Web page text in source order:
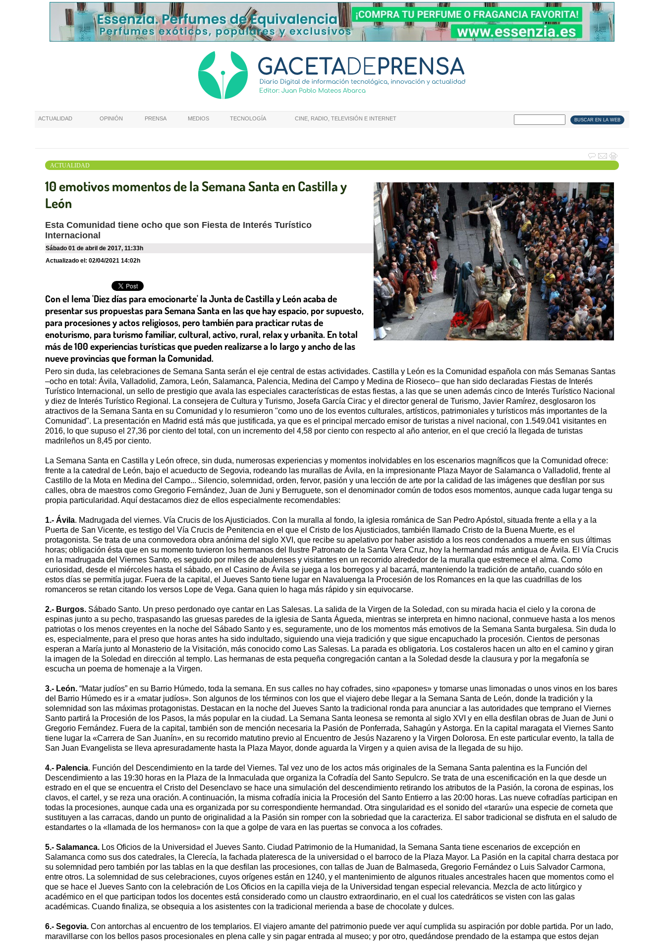
ACTUALIDAD OPINIÓN PRENSA MEDIOS TECNOLOGÍA CINE, RADIO, TELEVISIÓN E INTERNET
ACTUALIDAD
10 emotivos momentos de la Semana Santa en Castilla y
León
Esta Comunidad tiene ocho que son Fiesta de Interés Turístico
Internacional
sábado 01 de abril de 2017, 11:33h
Actualizado el: 02/04/2021 14:02h
Con el lema 'Diez días para emocionarte' la Junta de Castilla y León acaba de
presentar sus propuestas para Semana Santa en las que hay espacio, por supuesto,
para procesiones y actos religiosos, pero también para practicar rutas de
enoturismo, para turismo familiar, cultural, activo, rural, relax y urbanita. En total
más de 100 experiencias turísticas que pueden realizarse a lo largo y ancho de las
nueve provincias que forman la Comunidad.
Pero sin duda, las celebraciones de Semana Santa serán el eje central de estas actividades. Castilla y León es la Comunidad española con más Semanas Santas
–ocho en total: Ávila, Valladolid, Zamora, León, Salamanca, Palencia, Medina del Campo y Medina de Rioseco– que han sido declaradas Fiestas de Interés
Turístico Internacional, un sello de prestigio que avala las especiales características de estas fiestas, a las que se unen además cinco de Interés Turístico Nacional
y diez de Interés Turístico Regional. La consejera de Cultura y Turismo, Josefa García Cirac y el director general de Turismo, Javier Ramírez, desglosaron los
atractivos de la Semana Santa en su Comunidad y lo resumieron "como uno de los eventos culturales, artísticos, patrimoniales y turísticos más importantes de la
Comunidad". La presentación en Madrid está más que justificada, ya que es el principal mercado emisor de turistas a nivel nacional, con 1.549.041 visitantes en
2016, lo que supuso el 27,36 por ciento del total, con un incremento del 4,58 por ciento con respecto al año anterior, en el que creció la llegada de turistas
madrileños un 8,45 por ciento.
La Semana Santa en Castilla y León ofrece, sin duda, numerosas experiencias y momentos inolvidables en los escenarios magníficos que la Comunidad ofrece:
frente a la catedral de León, bajo el acueducto de Segovia, rodeando las murallas de Ávila, en la impresionante Plaza Mayor de Salamanca o Valladolid, frente al
Castillo de la Mota en Medina del Campo... Silencio, solemnidad, orden, fervor, pasión y una lección de arte por la calidad de las imágenes que desfilan por sus
calles, obra de maestros como Gregorio Fernández, Juan de Juni y Berruguete, son el denominador común de todos esos momentos, aunque cada lugar tenga su
propia particularidad. Aquí destacamos diez de ellos especialmente recomendables:
1.- Ávila. Madrugada del viernes. Vía Crucis de los Ajusticiados. Con la muralla al fondo, la iglesia románica de San Pedro Apóstol, situada frente a ella y a la
Puerta de San Vicente, es testigo del Vía Crucis de Penitencia en el que el Cristo de los Ajusticiados, también llamado Cristo de la Buena Muerte, es el
protagonista. Se trata de una conmovedora obra anónima del siglo XVI, que recibe su apelativo por haber asistido a los reos condenados a muerte en sus últimas
horas; obligación ésta que en su momento tuvieron los hermanos del Ilustre Patronato de la Santa Vera Cruz, hoy la hermandad más antigua de Ávila. El Vía Crucis
en la madrugada del Viernes Santo, es seguido por miles de abulenses y visitantes en un recorrido alrededor de la muralla que estremece el alma. Como
curiosidad, desde el miércoles hasta el sábado, en el Casino de Ávila se juega a los borregos y al bacarrá, manteniendo la tradición de antaño, cuando sólo en
estos días se permitía jugar. Fuera de la capital, el Jueves Santo tiene lugar en Navaluenga la Procesión de los Romances en la que las cuadrillas de los
romanceros se retan citando los versos Lope de Vega. Gana quien lo haga más rápido y sin equivocarse.
2.- Burgos. Sábado Santo. Un preso perdonado oye cantar en Las Salesas. La salida de la Virgen de la Soledad, con su mirada hacia el cielo y la corona de
espinas junto a su pecho, traspasando las gruesas paredes de la iglesia de Santa Águeda, mientras se interpreta en himno nacional, conmueve hasta a los menos
patriotas o los menos creyentes en la noche del Sábado Santo y es, seguramente, uno de los momentos más emotivos de la Semana Santa burgalesa. Sin duda lo
es, especialmente, para el preso que horas antes ha sido indultado, siguiendo una vieja tradición y que sigue encapuchado la procesión. Cientos de personas
esperan a María junto al Monasterio de la Visitación, más conocido como Las Salesas. La parada es obligatoria. Los costaleros hacen un alto en el camino y giran
la imagen de la Soledad en dirección al templo. Las hermanas de esta pequeña congregación cantan a la Soledad desde la clausura y por la megafonía se
escucha un poema de homenaje a la Virgen.
3.- León. “Matar judíos” en su Barrio Húmedo, toda la semana. En sus calles no hay cofrades, sino «papones» y tomarse unas limonadas o unos vinos en los bares
del Barrio Húmedo es ir a «matar judíos». Son algunos de los términos con los que el viajero debe llegar a la Semana Santa de León, donde la tradición y la
solemnidad son las máximas protagonistas. Destacan en la noche del Jueves Santo la tradicional ronda para anunciar a las autoridades que temprano el Viernes
Santo partirá la Procesión de los Pasos, la más popular en la ciudad. La Semana Santa leonesa se remonta al siglo XVI y en ella desfilan obras de Juan de Juni o
Gregorio Fernández. Fuera de la capital, también son de mención necesaria la Pasión de Ponferrada, Sahagún y Astorga. En la capital maragata el Viernes Santo
tiene lugar la «Carrera de San Juanín», en su recorrido matutino previo al Encuentro de Jesús Nazareno y la Virgen Dolorosa. En este particular evento, la talla de
San Juan Evangelista se lleva apresuradamente hasta la Plaza Mayor, donde aguarda la Virgen y a quien avisa de la llegada de su hijo.
4.- Palencia. Función del Descendimiento en la tarde del Viernes. Tal vez uno de los actos más originales de la Semana Santa palentina es la Función del
Descendimiento a las 19:30 horas en la Plaza de la Inmaculada que organiza la Cofradía del Santo Sepulcro. Se trata de una escenificación en la que desde un
estrado en el que se encuentra el Cristo del Desenclavo se hace una simulación del descendimiento retirando los atributos de la Pasión, la corona de espinas, los
clavos, el cartel, y se reza una oración. A continuación, la misma cofradía inicia la Procesión del Santo Entierro a las 20:00 horas. Las nueve cofradías participan en
todas la procesiones, aunque cada una es organizada por su correspondiente hermandad. Otra singularidad es el sonido del «tararú» una especie de corneta que
sustituyen a las carracas, dando un punto de originalidad a la Pasión sin romper con la sobriedad que la caracteriza. El sabor tradicional se disfruta en el saludo de
estandartes o la «llamada de los hermanos» con la que a golpe de vara en las puertas se convoca a los cofrades.
5.- Salamanca. Los Oficios de la Universidad el Jueves Santo. Ciudad Patrimonio de la Humanidad, la Semana Santa tiene escenarios de excepción en
Salamanca como sus dos catedrales, la Clerecía, la fachada plateresca de la universidad o el barroco de la Plaza Mayor. La Pasión en la capital charra destaca por
su solemnidad pero también por las tablas en la que desfilan las procesiones, con tallas de Juan de Balmaseda, Gregorio Fernández o Luis Salvador Carmona,
entre otros. La solemnidad de sus celebraciones, cuyos orígenes están en 1240, y el mantenimiento de algunos rituales ancestrales hacen que momentos como el
que se hace el Jueves Santo con la celebración de Los Oficios en la capilla vieja de la Universidad tengan especial relevancia. Mezcla de acto litúrgico y
académico en el que participan todos los docentes está considerado como un claustro extraordinario, en el cual los catedráticos se visten con las galas
académicas. Cuando finaliza, se obsequia a los asistentes con la tradicional merienda a base de chocolate y dulces.
6.- Segovia. Con antorchas al encuentro de los templarios. El viajero amante del patrimonio puede ver aquí cumplida su aspiración por doble partida. Por un lado,
maravillarse con los bellos pasos procesionales en plena calle y sin pagar entrada al museo; y por otro, quedándose prendado de la estampa que estos dejan